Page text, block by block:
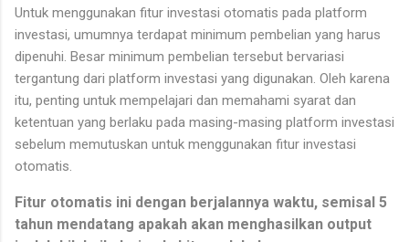
Untuk menggunakan fitur investasi otomatis pada platform
investasi, umumnya terdapat minimum pembelian yang harus
dipenuhi. Besar minimum pembelian tersebut bervariasi
tergantung dari platform investasi yang digunakan. Oleh karena
itu, penting untuk mempelajari dan memahami syarat dan
ketentuan yang berlaku pada masing-masing platform investasi
sebelum memutuskan untuk menggunakan fitur investasi
otomatis.
Fitur otomatis ini dengan berjalannya waktu, semisal 5
tahun mendatang apakah akan menghasilkan output